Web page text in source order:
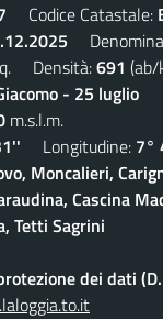
Codice Catastale:
Densità:691 (ab/
- 25 luglio
m.s.l.m.
Longitudine: 7°
Moncalieri,
Cascina
Tetti Sagrini
dei dati